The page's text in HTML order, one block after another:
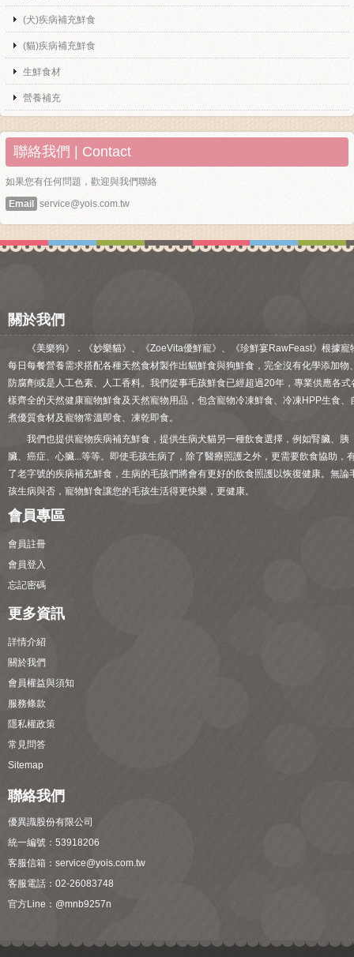
(犬)疾病補充鮮食
(貓)疾病補充鮮食
生鮮食材
營養補充
聯絡我們 | Contact
如果您有任何問題，歡迎與我們聯絡
Email
service@yois.com.tw
關於我們
《美樂狗》．《妙樂貓》、《ZoeVita優鮮寵》、《珍鮮宴RawFeast》根據寵
每日每餐營養需求搭配各種天然食材製作出貓鮮食與狗鮮食，完全沒有化學添加物
防腐劑或是人工色素、人工香料。我們從事毛孩鮮食已經超過20年，專業供應各式
樣齊全的天然健康寵物鮮食及天然寵物用品，包含寵物冷凍鮮食、冷凍HPP生食、
煮優質食材及寵物常溫即食、凍乾即食。
我們也提供寵物疾病補充鮮食，提供生病犬貓另一種飲食選擇，例如腎臟、胰
臟、癌症、心臟...等等。即使毛孩生病了，除了醫療照護之外，更需要飲食協助，
了老字號的疾病補充鮮食，生病的毛孩們將會有更好的飲食照護以恢復健康。無論
孩生病與否，寵物鮮食讓您的毛孩生活得更快樂，更健康。
會員專區
會員註冊
會員登入
忘記密碼
更多資訊
詳情介紹
關於我們
會員權益與須知
服務條款
隱私權政策
常見問答
Sitemap
聯絡我們
優異識股份有限公司
統一編號：53918206
客服信箱： service@yois.com.tw
客服電話：02-26083748
官方Line： @mnb9257n